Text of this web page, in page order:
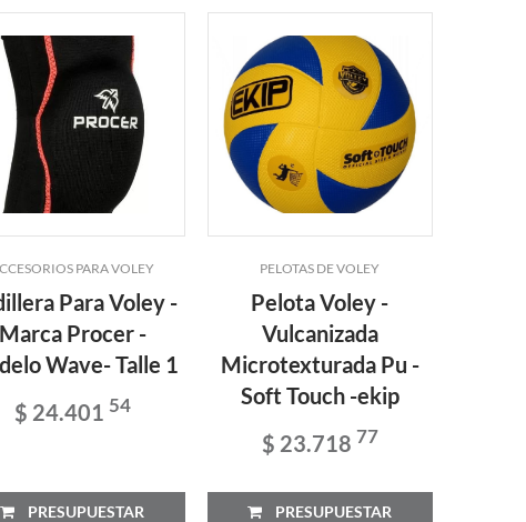
PARA VOLEY
Para Voley -
Marca Procer -
Wave- Talle 1
$ 24.401 54
PRESUPUESTAR
PELOTAS DE VOLEY
Pelota Voley -
Vulcanizada
Microtexturada Pu -
Soft Touch -ekip
$ 23.718 77
PRESUPUESTAR